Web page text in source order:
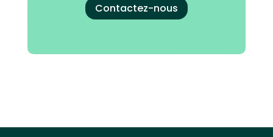
Contactez-nous